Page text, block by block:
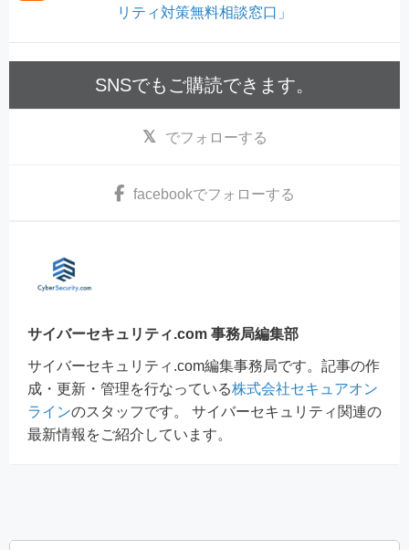
リティ対策無料相談窓口」
SNSでもご購読できます。
でフォローする
facebookでフォローする
サイバーセキュリティ.com 事務局編集部
サイバーセキュリティ.com編集事務局です。記事の作
成・更新・管理を行なっている株式会社セキュアオン
ラインのスタッフです。 サイバーセキュリティ関連の
最新情報をご紹介しています。